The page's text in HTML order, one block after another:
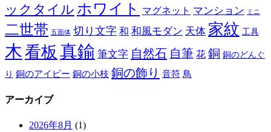
ックタイル ホワイト マグネット マンション ミニ
二世帯 五面体 切り文字 和 和風モダン 天体 家紋 工具
木看板 真鍮 筆文字 自然石 自筆 花 銅 銅のどんぐ
り 銅のアイビー 銅の小枝 銅の飾り 音符 鳥
アーカイブ
2026年8月 (1)